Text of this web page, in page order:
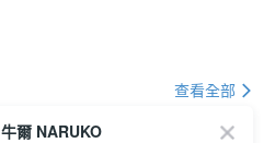
查看全部
牛爾 NARUKO